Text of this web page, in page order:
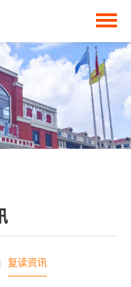
复读资讯